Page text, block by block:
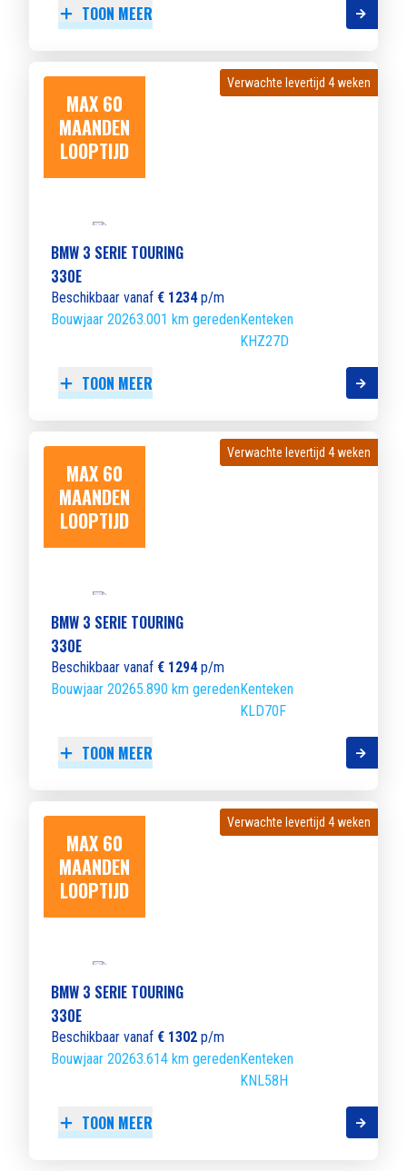
TOON MEER
MAX 60
MAANDEN
LOOPTIJD
Verwachte levertijd 4 weken
Verwachte levertijd 4 weken
BMW 3 SERIE TOURING
330E
Beschikbaar vanaf € 1234p/m
Bouwjaar 20263.001 km geredenKenteken
KHZ27D
TOON MEER
MAX 60
MAANDEN
LOOPTIJD
Verwachte levertijd 4 weken
Verwachte levertijd 4 weken
BMW 3 SERIE TOURING
330E
Beschikbaar vanaf € 1294p/m
Bouwjaar 20265.890 km geredenKenteken
KLD70F
TOON MEER
MAX 60
MAANDEN
LOOPTIJD
Verwachte levertijd 4 weken
Verwachte levertijd 4 weken
BMW 3 SERIE TOURING
330E
Beschikbaar vanaf € 1302 p/m
Bouwjaar 20263.614 km geredenKenteken
KNL58H
TOON MEER